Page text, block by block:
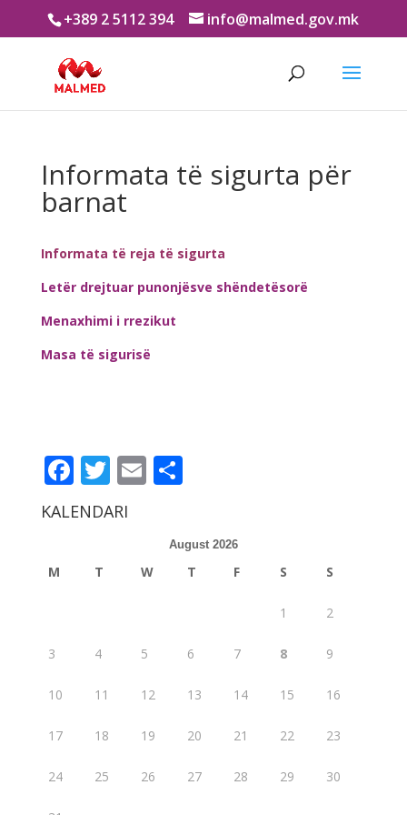
+389 2 5112 394 info@malmed.gov.mk
Informata të sigurta për
barnat
Informata të reja të sigurta
Letër drejtuar punonjësve shëndetësorë
Menaxhimi i rrezikut
Masa të sigurisë
Facebook
Twitter
EmailShare
KALENDARI
August 2026
M T W T F S S
1 2
3 4 5 6 7 8 9
10 11 12 13 14 15 16
17 18 19 20 21 22 23
24 25 26 27 28 29 30